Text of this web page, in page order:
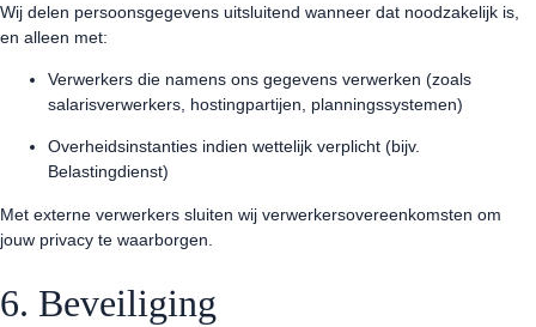
Wij delen persoonsgegevens uitsluitend wanneer dat noodzakelijk is,
en alleen met:
Verwerkers die namens ons gegevens verwerken (zoals
salarisverwerkers, hostingpartijen, planningssystemen)
Overheidsinstanties indien wettelijk verplicht (bijv.
Belastingdienst)
Met externe verwerkers sluiten wij verwerkersovereenkomsten om
jouw privacy te waarborgen.
6. Beveiliging